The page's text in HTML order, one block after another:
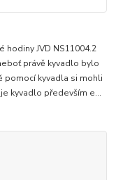
hodiny JVD NS11004.2
právě kyvadlo bylo
pomocí kyvadla si mohli
kyvadlo především e...